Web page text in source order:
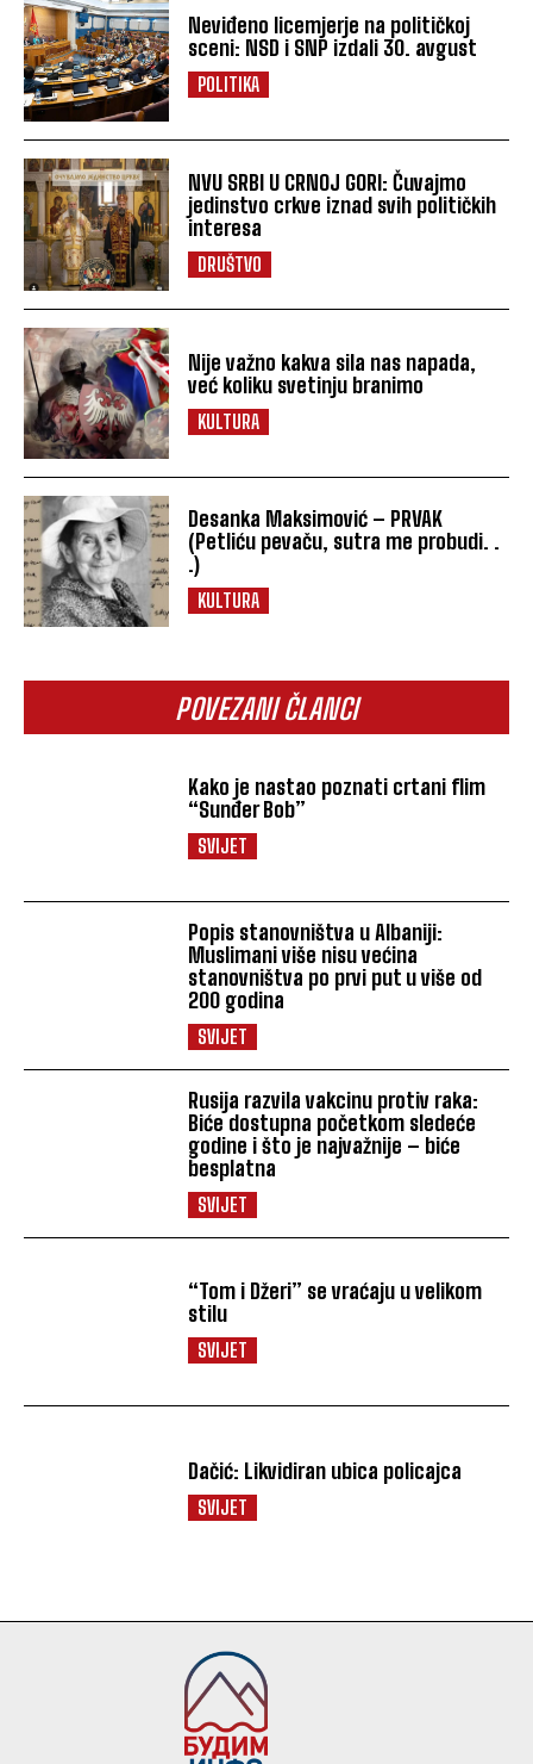
Neviđeno licemjerje na političkoj
sceni: NSD i SNP izdali 30. avgust
POLITIKA
NVU SRBI U CRNOJ GORI: Čuvajmo
jedinstvo crkve iznad svih političkih
interesa
DRUŠTVO
Nije važno kakva sila nas napada,
već koliku svetinju branimo
KULTURA
Desanka Maksimović – PRVAK
(Petliću pevaču, sutra me probudi. .
.)
KULTURA
POVEZANI ČLANCI
Kako je nastao poznati crtani flim
“Sunđer Bob”
SVIJET
Popis stanovništva u Albaniji:
Muslimani više nisu većina
stanovništva po prvi put u više od
200 godina
SVIJET
Rusija razvila vakcinu protiv raka:
Biće dostupna početkom sledeće
godine i što je najvažnije – biće
besplatna
SVIJET
“Tom i Džeri” se vraćaju u velikom
stilu
SVIJET
Dačić: Likvidiran ubica policajca
SVIJET